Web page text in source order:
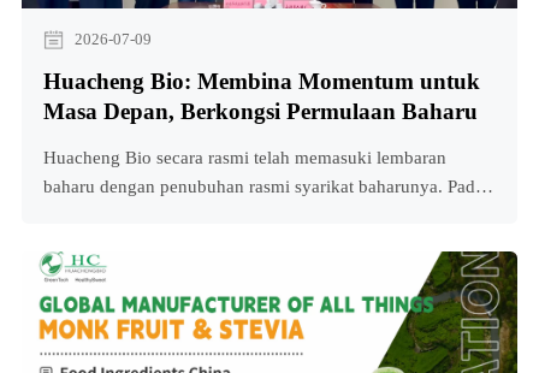
2026-07-09
Huacheng Bio: Membina Momentum untuk
Masa Depan, Berkongsi Permulaan Baharu
Huacheng Bio secara rasmi telah memasuki lembaran
baharu dengan penubuhan rasmi syarikat baharunya. Pada
secara rasmi memasuki lembaran baharu dengan
penubuhan rasmi syarikat baharunya. Pada 25 Jun, majlis
menandatangani Projek Pemprosesan Dalam Buah Monk
antara Hunan Huacheng B